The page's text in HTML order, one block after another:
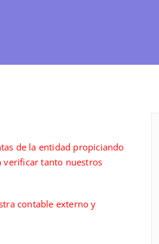
de la entidad propiciando
verificar tanto nuestros
contable externo y